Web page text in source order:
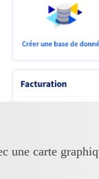
une carte